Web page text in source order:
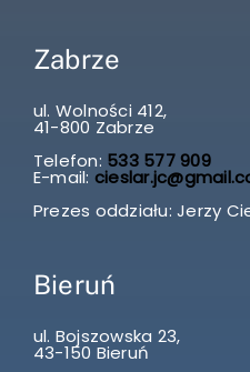
Zabrze
ul. Wolności 412,
41-800 Zabrze
Telefon: 533 577 909
E-mail:
Prezes oddziału: Jerzy
Bieruń
ul. Bojszowska 23,
43-150 Bieruń